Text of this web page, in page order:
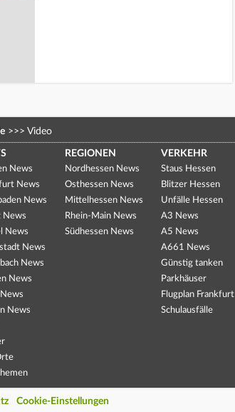
>>> Video
News
News
News
News
News
News
News
News
News
REGIONEN
Nordhessen News
Osthessen News
Mittelhessen News
Rhein-Main News
Südhessen News
VERKEHR
Staus Hessen
Blitzer Hessen
Unfälle Hessen
A3 News
A5 News
A661 News
Günstig tanken
Parkhäuser
Flugplan Frankfurt
Schulausfälle
Cookie-Einstellungen